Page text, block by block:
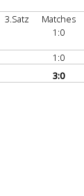
3.Satz Matches
1:0
1:0
3:0